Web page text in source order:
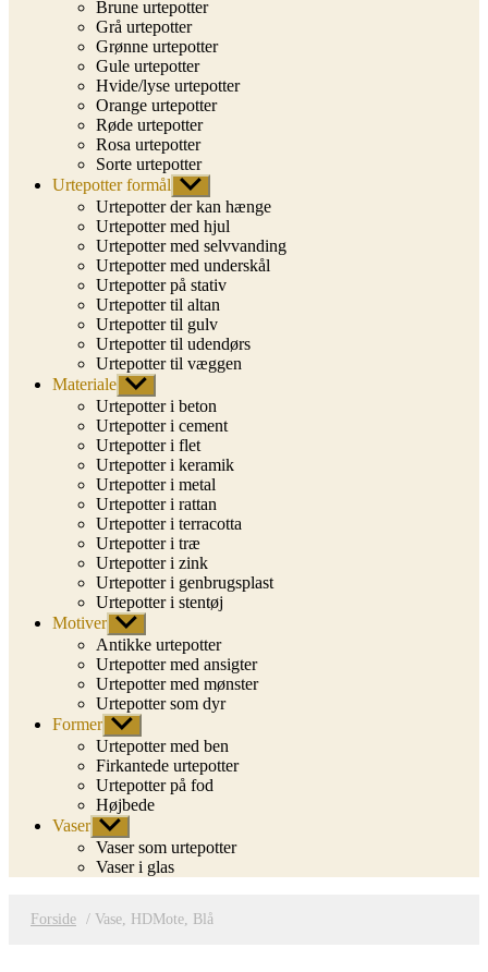
Brune urtepotter
Grå urtepotter
Grønne urtepotter
Gule urtepotter
Hvide/lyse urtepotter
Orange urtepotter
Røde urtepotter
Rosa urtepotter
Sorte urtepotter
Urtepotter formål Vis
undermenu
Urtepotter der kan hænge
Urtepotter med hjul
Urtepotter med selvvanding
Urtepotter med underskål
Urtepotter på stativ
Urtepotter til altan
Urtepotter til gulv
Urtepotter til udendørs
Urtepotter til væggen
Materiale Vis
undermenu
Urtepotter i beton
Urtepotter i cement
Urtepotter i flet
Urtepotter i keramik
Urtepotter i metal
Urtepotter i rattan
Urtepotter i terracotta
Urtepotter i træ
Urtepotter i zink
Urtepotter i genbrugsplast
Urtepotter i stentøj
Motiver Vis
undermenu
Antikke urtepotter
Urtepotter med ansigter
Urtepotter med mønster
Urtepotter som dyr
Former Vis
undermenu
Urtepotter med ben
Firkantede urtepotter
Urtepotter på fod
Højbede
Vaser Vis
undermenu
Vaser som urtepotter
Vaser i glas
Forside / Vase, HDMote, Blå